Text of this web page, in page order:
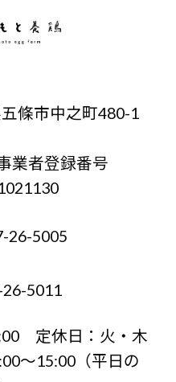
條市中之町480-1
業者登録番号
26-5005
5011
定休日：火・木
～15:00（平日の